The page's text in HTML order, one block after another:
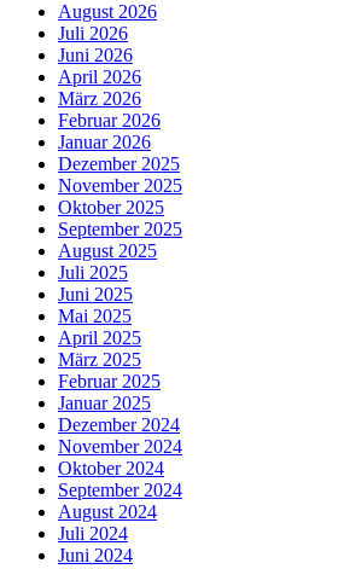
August 2026
Juli 2026
Juni 2026
April 2026
März 2026
Februar 2026
Januar 2026
Dezember 2025
November 2025
Oktober 2025
September 2025
August 2025
Juli 2025
Juni 2025
Mai 2025
April 2025
März 2025
Februar 2025
Januar 2025
Dezember 2024
November 2024
Oktober 2024
September 2024
August 2024
Juli 2024
Juni 2024